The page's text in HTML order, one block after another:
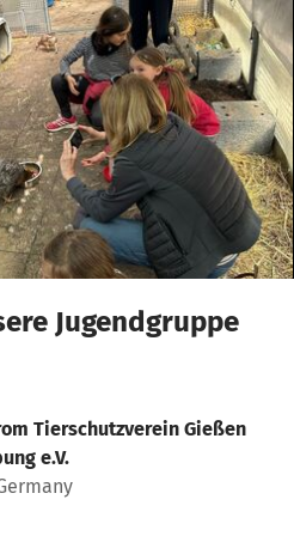
Jugendgruppe
Tierschutzverein Gießen
e.V.